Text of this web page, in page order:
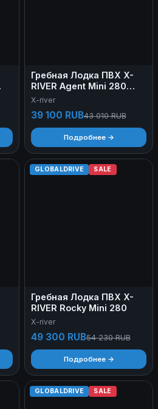
Гребная Лодка ПВХ X-
RIVER Agent Mini 280
(900 г/м²)
X-river
39 100 RUB43 010 RUB
Подробнее →
GLOBALDRIVE SALE
Гребная Лодка ПВХ X-
RIVER Rocky Mini 280
X-river
49 300 RUB54 230 RUB
Подробнее →
GLOBALDRIVE SALE